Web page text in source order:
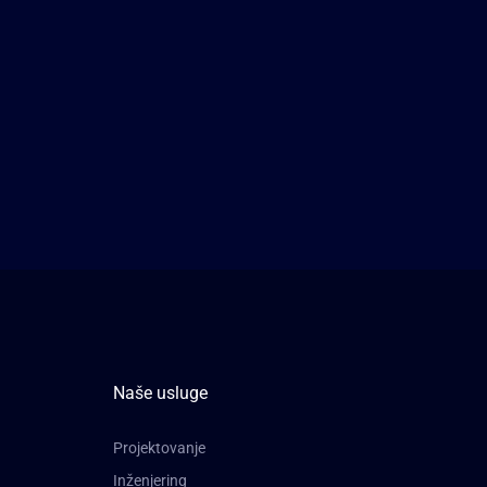
Naše usluge
Projektovanje
Inženjering